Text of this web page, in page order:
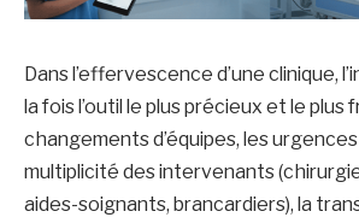
Dans l’effervescence d’une clinique,
la fois l’outil le plus précieux et le plus
changements d’équipes, les
multiplicité des intervenants
aides-soignants, brancardiers), la